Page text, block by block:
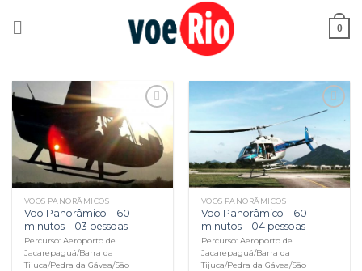
0
Adicionar
aos meus
desejos
VOOS PANORÂMICOS
Voo Panorâmico – 60
minutos – 03 pessoas
Percurso: Aeroporto de
Jacarepaguá/Barra da
Tijuca/Pedra da Gávea/São
Adicionar
aos meus
desejos
VOOS PANORÂMICOS
Voo Panorâmico – 60
minutos – 04 pessoas
Percurso: Aeroporto de
Jacarepaguá/Barra da
Tijuca/Pedra da Gávea/São